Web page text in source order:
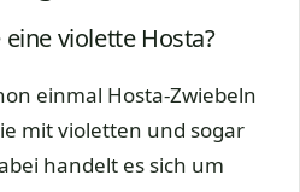
violette Hosta?
einmal Hosta-Zwiebeln
mit violetten und sogar
handelt es sich um